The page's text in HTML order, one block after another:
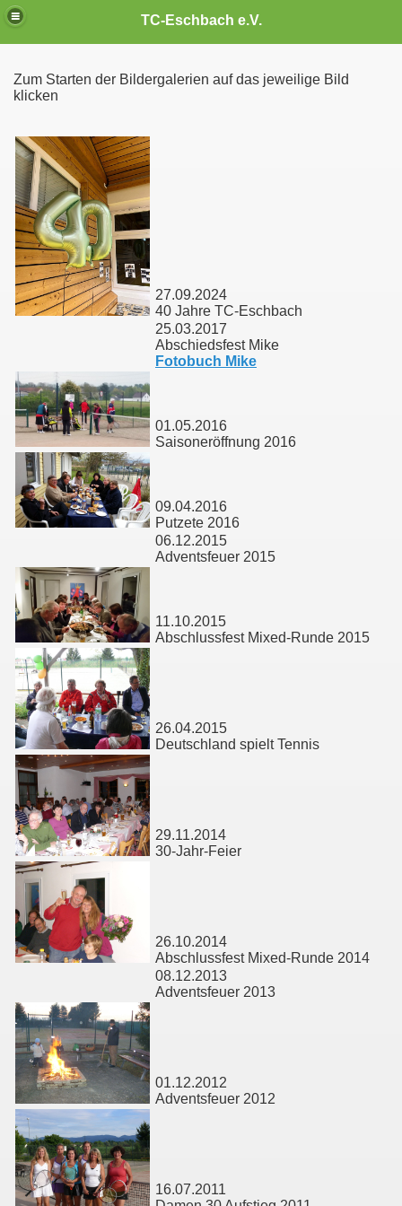
TC-Eschbach e.V.
Zum Starten der Bildergalerien auf das jeweilige Bild
klicken
27.09.2024
40 Jahre TC-Eschbach
25.03.2017
Abschiedsfest Mike
Fotobuch Mike
01.05.2016
Saisoneröffnung 2016
09.04.2016
Putzete 2016
06.12.2015
Adventsfeuer 2015
11.10.2015
Abschlussfest Mixed-Runde 2015
26.04.2015
Deutschland spielt Tennis
29.11.2014
30-Jahr-Feier
26.10.2014
Abschlussfest Mixed-Runde 2014
08.12.2013
Adventsfeuer 2013
01.12.2012
Adventsfeuer 2012
16.07.2011